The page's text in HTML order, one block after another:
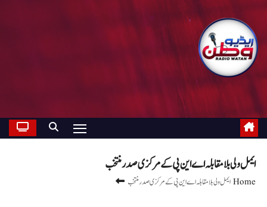
ایمل ولی بلا مقابلہ اے این پی کے مرکزی صدر منتخب
Homeایمل ولی بلا مقابلہ اے این پی کے مرکزی صدر منتخب